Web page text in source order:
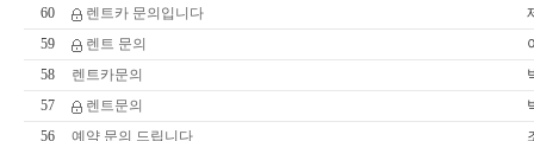
60 렌트카 문의입니다
59
렌트 문의
58
렌트카문의
57
렌트문의
56
예약 문의 드립니다